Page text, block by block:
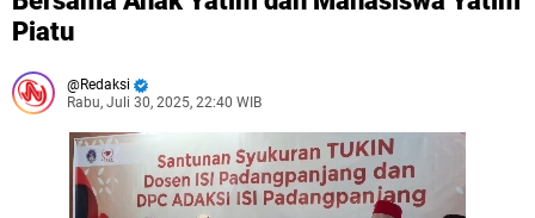
Piatu
Redaksi
Rabu, Juli 30, 2025, 22:40 WIB